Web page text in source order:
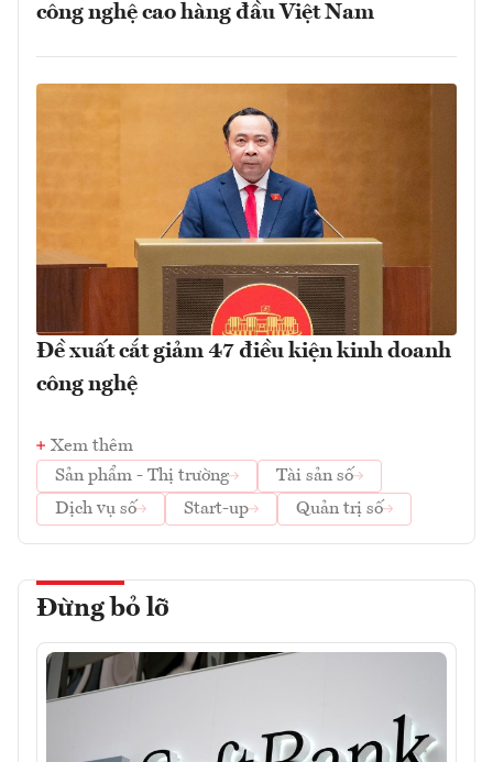
công nghệ cao hàng đầu Việt Nam
Đề xuất cắt giảm 47 điều kiện kinh doanh
công nghệ
Xem thêm
Sản phẩm - Thị trường
Tài sản số
Dịch vụ số
Start-up Quản trị số
Đừng bỏ lỡ